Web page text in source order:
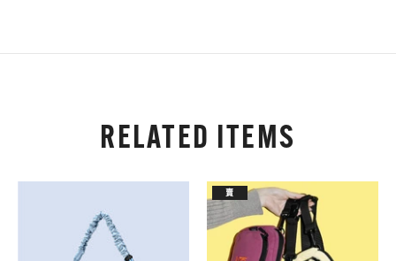
RELATED ITEMS
賣